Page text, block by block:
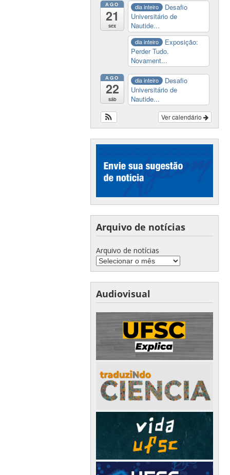
AGO
21
sex
dia inteiro
Desafio
Universitário de
Nautide...
dia inteiro
Exposição:
Perder Tudo.
Novament...
AGO
22
sáb
dia inteiro
Desafio
Universitário de
Nautide...
Ver calendário
Arquivo de notícias
Arquivo de notícias
Audiovisual